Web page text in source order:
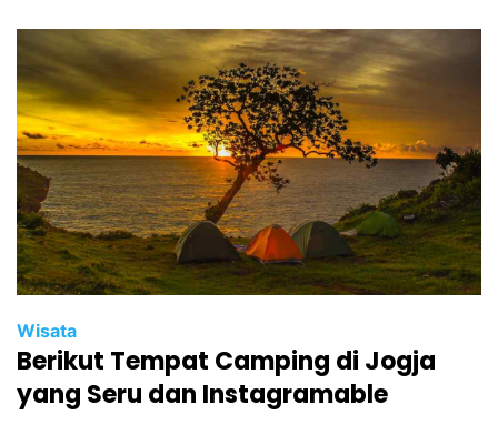
Wisata
Berikut Tempat Camping di Jogja
yang Seru dan Instagramable